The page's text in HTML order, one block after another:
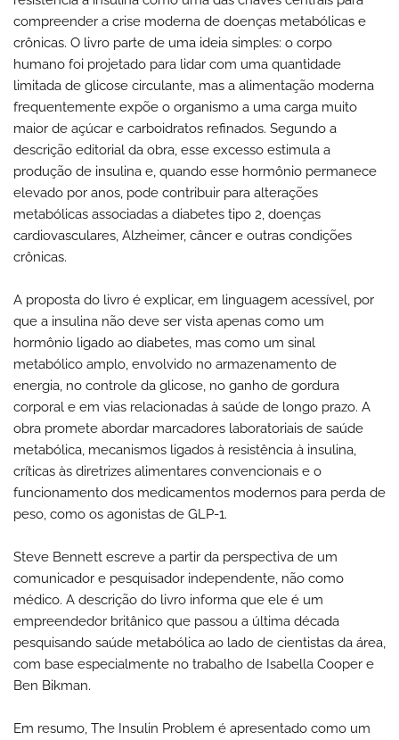
compreender a crise moderna de doenças metabólicas e
crônicas. O livro parte de uma ideia simples: o corpo
humano foi projetado para lidar com uma quantidade
limitada de glicose circulante, mas a alimentação moderna
frequentemente expõe o organismo a uma carga muito
maior de açúcar e carboidratos refinados. Segundo a
descrição editorial da obra, esse excesso estimula a
produção de insulina e, quando esse hormônio permanece
elevado por anos, pode contribuir para alterações
metabólicas associadas a diabetes tipo 2, doenças
cardiovasculares, Alzheimer, câncer e outras condições
crônicas.
A proposta do livro é explicar, em linguagem acessível, por
que a insulina não deve ser vista apenas como um
hormônio ligado ao diabetes, mas como um sinal
metabólico amplo, envolvido no armazenamento de
energia, no controle da glicose, no ganho de gordura
corporal e em vias relacionadas à saúde de longo prazo. A
obra promete abordar marcadores laboratoriais de saúde
metabólica, mecanismos ligados à resistência à insulina,
críticas às diretrizes alimentares convencionais e o
funcionamento dos medicamentos modernos para perda de
peso, como os agonistas de GLP-1.
Steve Bennett escreve a partir da perspectiva de um
comunicador e pesquisador independente, não como
médico. A descrição do livro informa que ele é um
empreendedor britânico que passou a última década
pesquisando saúde metabólica ao lado de cientistas da área,
com base especialmente no trabalho de Isabella Cooper e
Ben Bikman.
Em resumo, The Insulin Problem é apresentado como um